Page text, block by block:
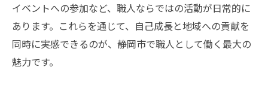
イベントへの参加など、職人ならではの活動が日常的に
あります。これらを通じて、自己成長と地域への貢献を
同時に実感できるのが、静岡市で職人として働く最大の
魅力です。